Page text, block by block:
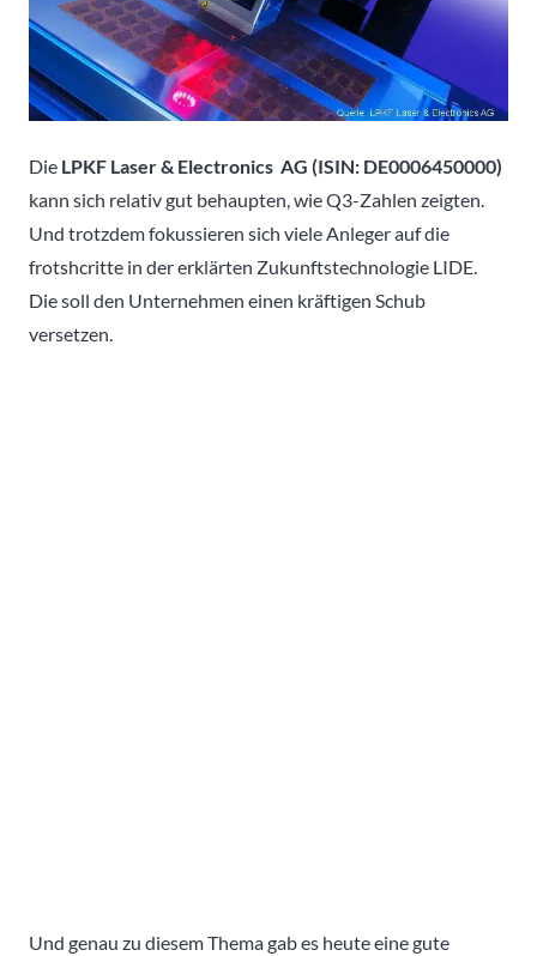
Die LPKF Laser & Electronics AG (ISIN: DE0006450000)
kann sich relativ gut behaupten, wie Q3-Zahlen zeigten.
Und trotzdem fokussieren sich viele Anleger auf die
frotshcritte in der erklärten Zukunftstechnologie LIDE.
Die soll den Unternehmen einen kräftigen Schub
versetzen.
Und genau zu diesem Thema gab es heute eine gute